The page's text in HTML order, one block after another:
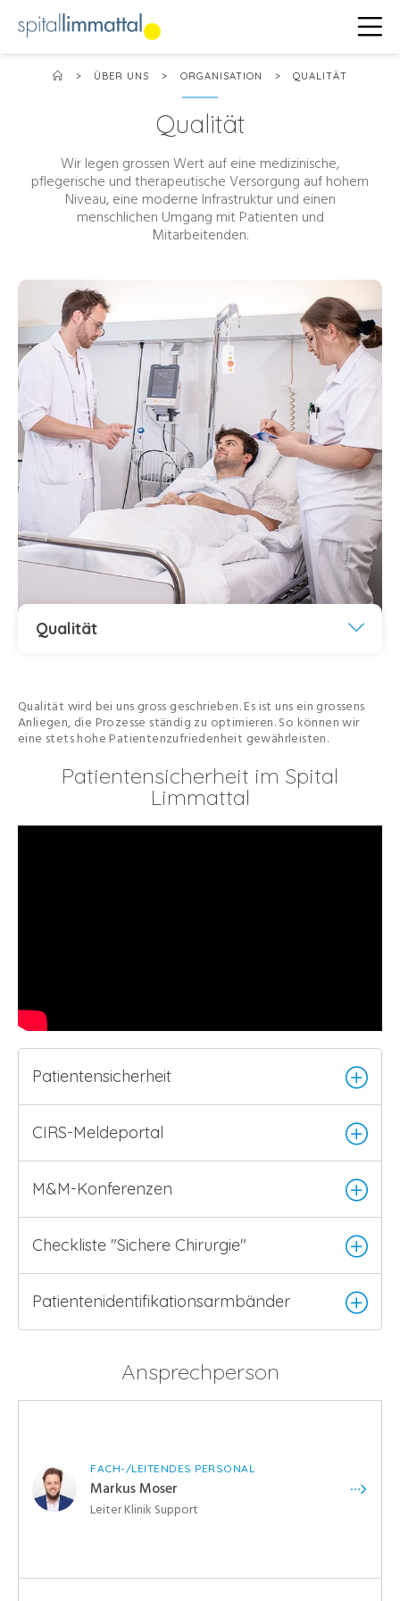
> ÜBER UNS > ORGANISATION > QUALITÄT
Qualität
Wir legen grossen Wert auf eine medizinische,
pflegerische und therapeutische Versorgung auf hohem
Niveau, eine moderne Infrastruktur und einen
menschlichen Umgang mit Patienten und
Mitarbeitenden.
Qualität
Qualität wird bei uns gross geschrieben. Es ist uns ein grossens
Anliegen, die Prozesse ständig zu optimieren. So können wir
eine stets hohe Patientenzufriedenheit gewährleisten.
Patientensicherheit im Spital
Limmattal
Patientensicherheit
CIRS-Meldeportal
M&M-Konferenzen
Checkliste "Sichere Chirurgie"
Patientenidentifikationsarmbänder
Ansprechperson
FACH-/LEITENDES PERSONAL
Markus Moser
Leiter Klinik Support